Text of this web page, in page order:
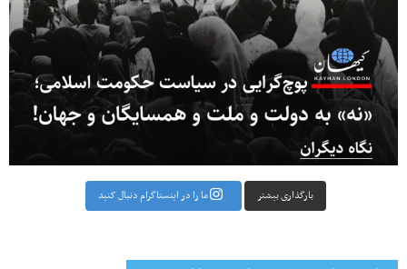
بارگذاری بیشتر ما را در اینستاگرام دنبال کنید